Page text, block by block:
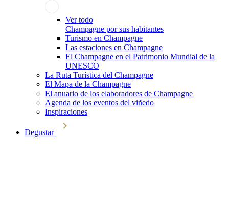
Ver todo
Champagne por sus habitantes
Turismo en Champagne
Las estaciones en Champagne
El Champagne en el Patrimonio Mundial de la
UNESCO
La Ruta Turística del Champagne
El Mapa de la Champagne
El anuario de los elaboradores de Champagne
Agenda de los eventos del viñedo
Inspiraciones
Degustar